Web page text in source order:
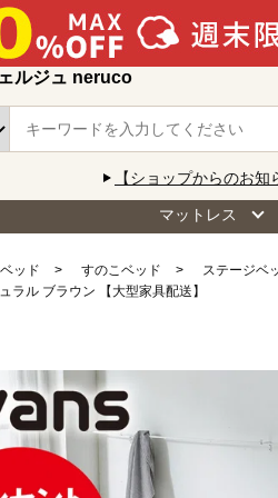
ルジュ neruco
【ショップからのお
マットレス
ベッド すのこベッド
ステージベ
ラル ブラウン 【大型家具配送】